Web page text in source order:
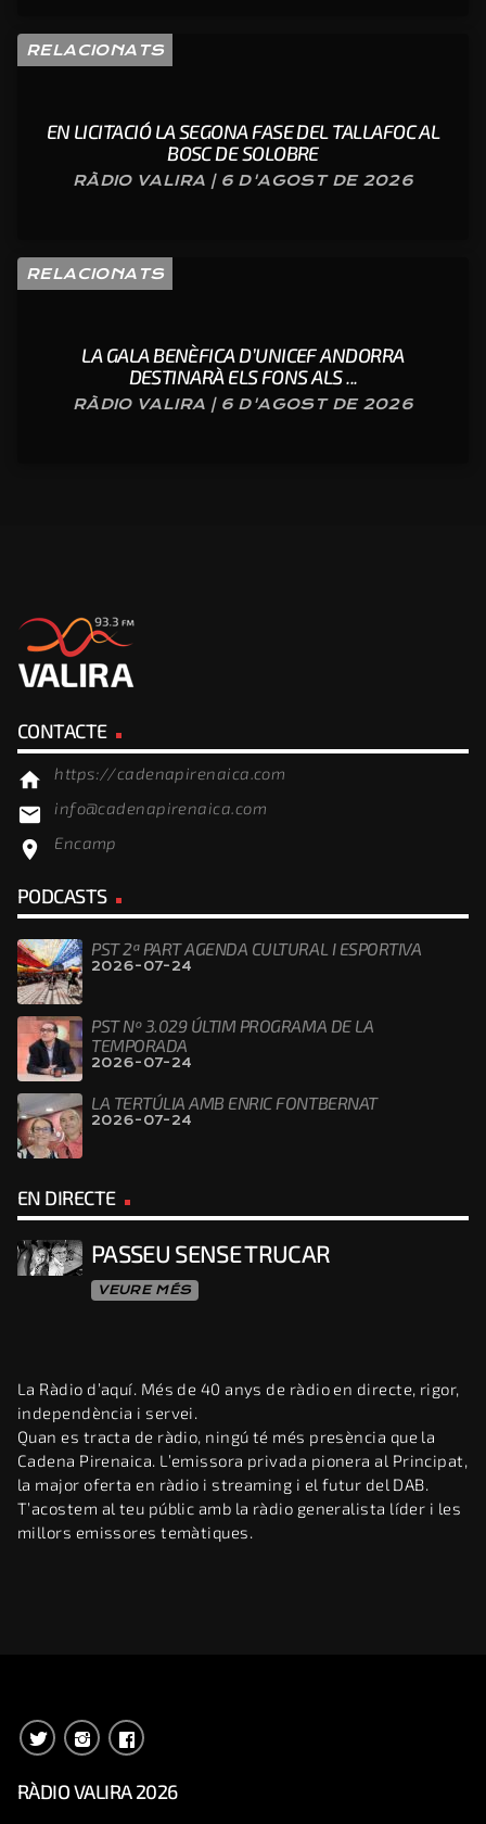
RELACIONATS
EN LICITACIÓ LA SEGONA FASE DEL TALLAFOC AL
BOSC DE SOLOBRE
RÀDIO VALIRA | 6 D'AGOST DE 2026
RELACIONATS
LA GALA BENÈFICA D’UNICEF ANDORRA
DESTINARÀ ELS FONS ALS ...
RÀDIO VALIRA | 6 D'AGOST DE 2026
CONTACTE
home https://cadenapirenaica.com
email info@cadenapirenaica.com
location_on Encamp
PODCASTS
PST 2ª PART AGENDA CULTURAL I ESPORTIVA
2026-07-24
PST Nº 3.029 ÚLTIM PROGRAMA DE LA
TEMPORADA
2026-07-24
LA TERTÚLIA AMB ENRIC FONTBERNAT
2026-07-24
EN DIRECTE
PASSEU SENSE TRUCAR
VEURE MÉS
La Ràdio d’aquí. Més de 40 anys de ràdio en directe, rigor,
independència i servei.
Quan es tracta de ràdio, ningú té més presència que la
Cadena Pirenaica. L’emissora privada pionera al Principat,
la major oferta en ràdio i streaming i el futur del DAB.
T’acostem al teu públic amb la ràdio generalista líder i les
millors emissores temàtiques.
RÀDIO VALIRA 2026